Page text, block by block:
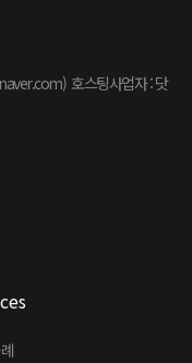
호스팅사업자 : 닷